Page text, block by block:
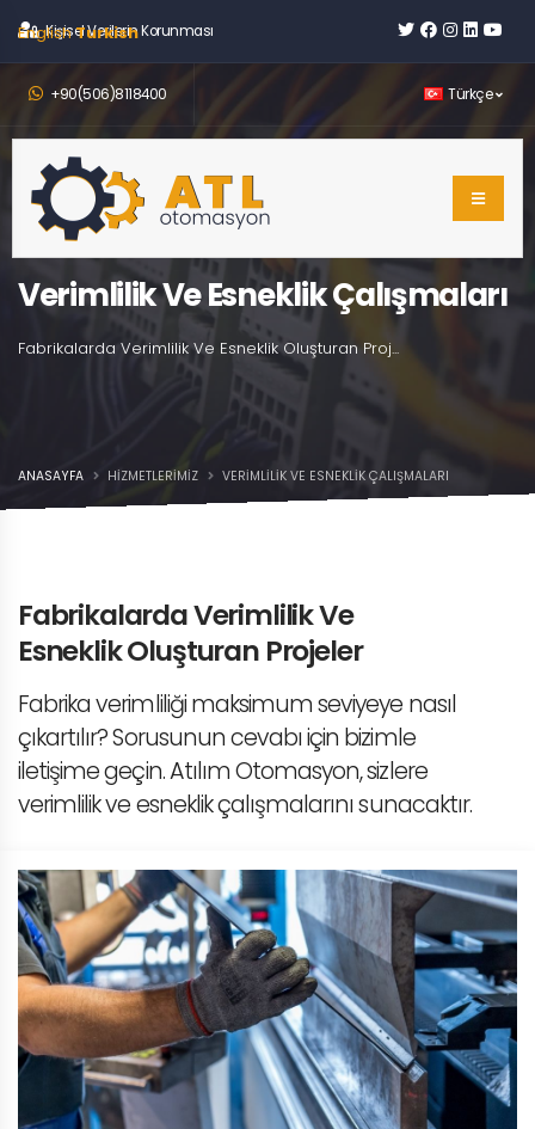
Kişisel Verilerin Korunması
+90(506)8118400 Türkçe
ANASAYFA HIZMETLERIMIZ VERIMLILIK VE ESNEKLIK ÇALIŞMALARI
Verimlilik Ve Esneklik Çalışmaları
Fabrikalarda Verimlilik Ve Esneklik Oluşturan Proj...
Fabrikalarda Verimlilik Ve
Esneklik Oluşturan Projeler
Fabrika verimliliği maksimum seviyeye nasıl
çıkartılır? Sorusunun cevabı için bizimle
iletişime geçin. Atılım Otomasyon, sizlere
verimlilik ve esneklik çalışmalarını sunacaktır.
EnglishTurkish